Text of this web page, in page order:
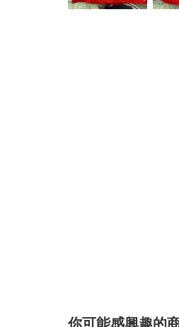
你可能感興趣的